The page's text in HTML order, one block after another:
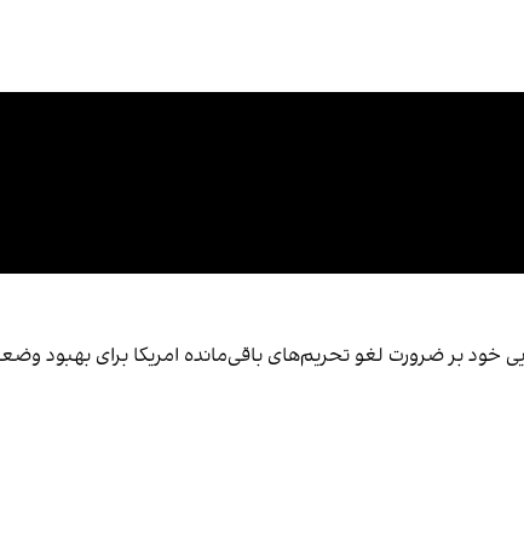
خود بر ضرورت لغو تحریم‌های باقی‌مانده امریکا برای بهبود